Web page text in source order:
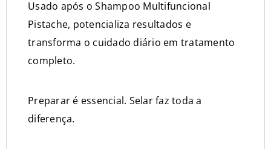
Usado após o Shampoo Multifuncional
Pistache, potencializa resultados e
transforma o cuidado diário em tratamento
completo.
Preparar é essencial. Selar faz toda a
diferença.